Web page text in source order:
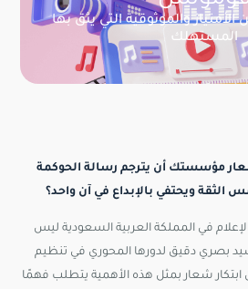
والموثوقية التي يثق بها
المستهلك
مؤسستك أن يترجم رسالة الحوكمة
الثقة ويحتفي بالإبداع في آن واحد؟
في المملكة العربية السعودية ليس
بصري دقيق لدورها المحوري في تنظيم
ابتكار شعار بمثل هذه الأهمية يتطلب فهمًا